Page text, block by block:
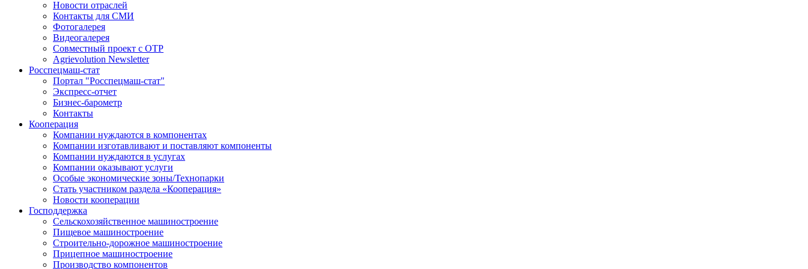
Новости отраслей
Контакты для СМИ
Фотогалерея
Видеогалерея
Совместный проект с ОТР
Agrievolution Newsletter
Росспецмаш-стат
Портал "Росспецмаш-стат"
Экспресс-отчет
Бизнес-барометр
Контакты
Кооперация
Компании нуждаются в компонентах
Компании изготавливают и поставляют компоненты
Компании нуждаются в услугах
Компании оказывают услуги
Особые экономические зоны/Технопарки
Стать участником раздела «Кооперация»
Новости кооперации
Господдержка
Сельскохозяйственное машиностроение
Пищевое машиностроение
Строительно-дорожное машиностроение
Прицепное машиностроение
Производство компонентов